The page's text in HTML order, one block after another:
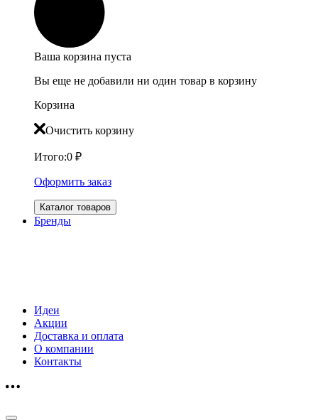
Ваша корзина пуста
Вы еще не добавили ни один товар в корзину
Корзина
Очистить корзину
Итого:0 ₽
Оформить заказ
Каталог товаров
Бренды
Идеи
Акции
Доставка и оплата
О компании
Контакты